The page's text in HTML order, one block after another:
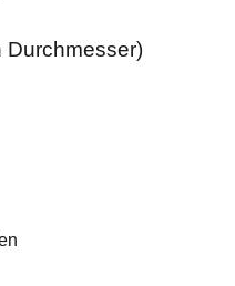
Durchmesser)